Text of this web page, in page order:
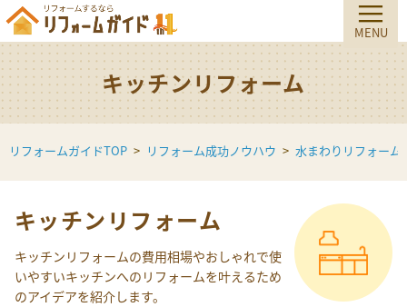
キッチンリフォーム
リフォームガイドTOP リフォーム成功ノウハウ 水まわりリフォーム
キッチンリフォーム
キッチンリフォームの費用相場やおしゃれで使
いやすいキッチンへのリフォームを叶えるため
のアイデアを紹介します。